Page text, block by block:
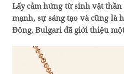
Lấy cảm hứng từ sinh vật
mạnh, sự sáng tạo và cũng là
Đông, Bulgari đã giới thiệu